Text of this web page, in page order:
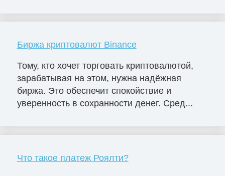
Биржа криптовалют Binance
Тому, кто хочет торговать криптовалютой,
зарабатывая на этом, нужна надёжная
биржа. Это обеспечит спокойствие и
уверенность в сохранности денег. Сред...
Что такое платеж Роялти?